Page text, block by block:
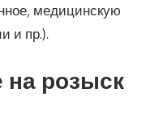
медицинскую
и пр.).
розыск